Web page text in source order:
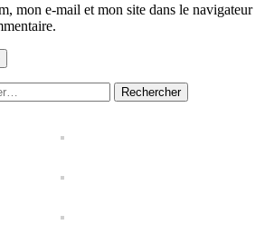
mon e-mail et mon site dans le navigateur